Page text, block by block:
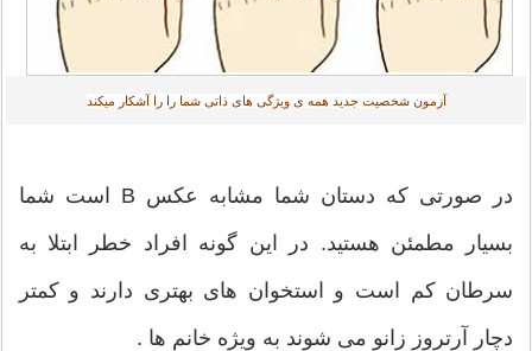
آزمون شخصیت جدید همه ی ویژگی های ذاتی شما را را آشکار میکند
در صورتی که دستان شما مشابه عکس B است شما
بسیار مطمئن هستید. در این گونه افراد خطر ابتلا به
سرطان کم است و استخوان های بهتری دارند و کمتر
دچار آرتروز زانو می شوند به ویژه خانم ها .